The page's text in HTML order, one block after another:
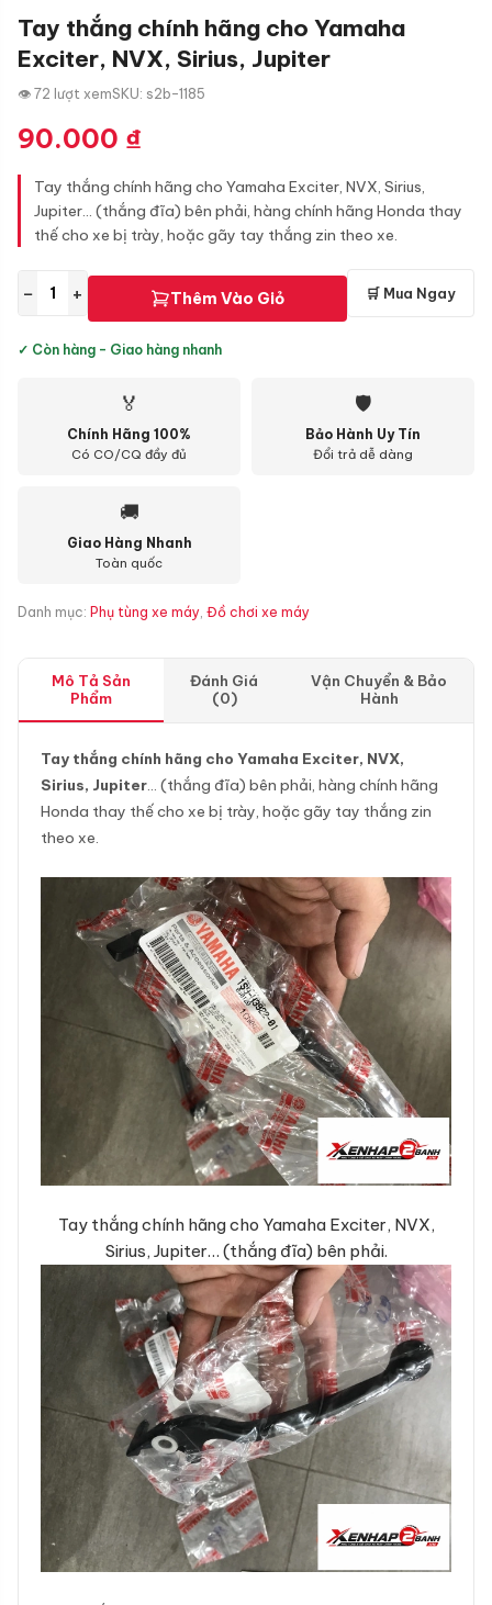
Tay thắng chính hãng cho Yamaha
Exciter, NVX, Sirius, Jupiter
👁 72 lượt xemSKU: s2b-1185
90.000 ₫
Tay thắng chính hãng cho Yamaha Exciter, NVX, Sirius,
Jupiter... (thắng đĩa) bên phải, hàng chính hãng Honda thay
thế cho xe bị trày, hoặc gãy tay thắng zin theo xe.
− + Thêm Vào Giỏ 🛒 Mua Ngay
✓ Còn hàng - Giao hàng nhanh
🏅
Chính Hãng 100%
Có CO/CQ đầy đủ
🛡
Bảo Hành Uy Tín
Đổi trả dễ dàng
🚚
Giao Hàng Nhanh
Toàn quốc
Danh mục: Phụ tùng xe máy, Đồ chơi xe máy
Mô Tả Sản
Phẩm
Đánh Giá
(0)
Vận Chuyển & Bảo
Hành
Tay thắng chính hãng cho Yamaha Exciter, NVX,
Sirius, Jupiter… (thắng đĩa) bên phải, hàng chính hãng
Honda thay thế cho xe bị trày, hoặc gãy tay thắng zin
theo xe.
Tay thắng chính hãng cho Yamaha Exciter, NVX,
Sirius, Jupiter… (thắng đĩa) bên phải.